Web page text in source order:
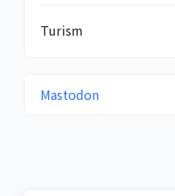
Turism
Mastodon